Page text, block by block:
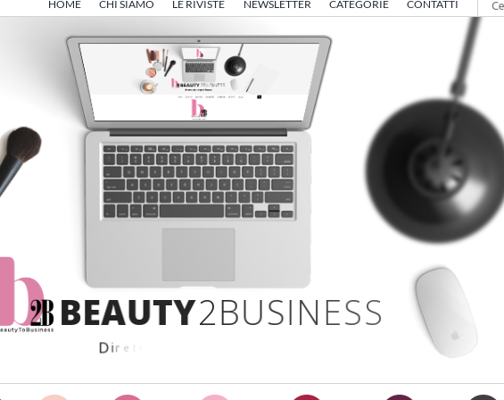
HOME CHI SIAMO LE RIVISTE NEWSLETTER CATEGORIE CONTATTI
per:
BEAUTY2BUSINESS
Dir e